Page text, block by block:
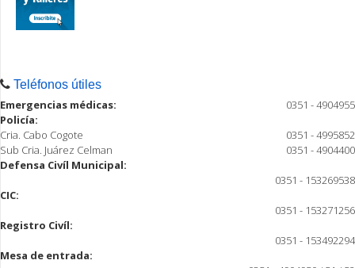
Teléfonos útiles
Emergencias médicas:
0351 - 4904955
Policía:
Cria. Cabo Cogote
0351 - 4995852
Sub Cria. Juárez Celman
0351 - 4904400
Defensa Civíl Municipal:
0351 - 153269538
CIC:
0351 - 153271256
Registro Civíl:
0351 - 153492294
Mesa de entrada: